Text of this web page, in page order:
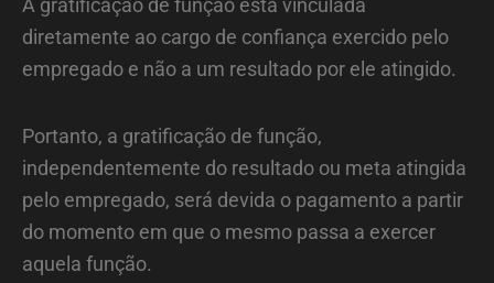
A gratificação de função está vinculada
diretamente ao cargo de confiança exercido pelo
empregado e não a um resultado por ele atingido.
Portanto, a gratificação de função,
independentemente do resultado ou meta atingida
pelo empregado, será devida o pagamento a partir
do momento em que o mesmo passa a exercer
aquela função.